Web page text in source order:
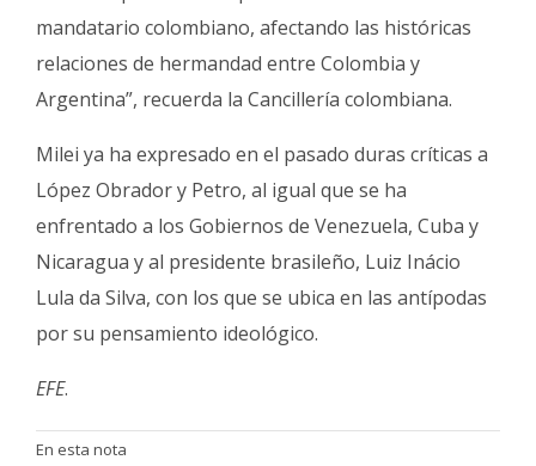
mandatario colombiano, afectando las históricas
relaciones de hermandad entre Colombia y
Argentina”, recuerda la Cancillería colombiana.
Milei ya ha expresado en el pasado duras críticas a
López Obrador y Petro, al igual que se ha
enfrentado a los Gobiernos de Venezuela, Cuba y
Nicaragua y al presidente brasileño, Luiz Inácio
Lula da Silva, con los que se ubica en las antípodas
por su pensamiento ideológico.
EFE.
En esta nota